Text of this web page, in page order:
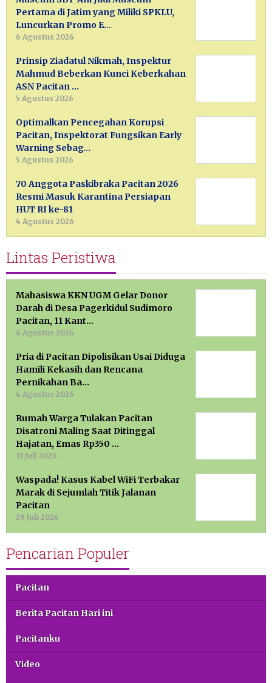
Pertama di Jatim yang Miliki SPKLU,
Luncurkan Promo E…
6 Agustus 2026
Prinsip Ziadatul Nikmah, Inspektur
Mahmud Beberkan Kunci Keberkahan
ASN Pacitan …
5 Agustus 2026
Optimalkan Pencegahan Korupsi
Pacitan, Inspektorat Fungsikan Early
Warning Sebag…
5 Agustus 2026
70 Anggota Paskibraka Pacitan 2026
Resmi Masuk Karantina Persiapan
HUT RI ke-81
4 Agustus 2026
Lintas Peristiwa
Mahasiswa KKN UGM Gelar Donor
Darah di Desa Pagerkidul Sudimoro
Pacitan, 11 Kant…
6 Agustus 2026
Pria di Pacitan Dipolisikan Usai Diduga
Hamili Kekasih dan Rencana
Pernikahan Ba…
4 Agustus 2026
Rumah Warga Tulakan Pacitan
Disatroni Maling Saat Ditinggal
Hajatan, Emas Rp350 …
31 Juli 2026
Waspada! Kasus Kabel WiFi Terbakar
Marak di Sejumlah Titik Jalanan
Pacitan
29 Juli 2026
Pencarian Populer
Pacitan
Berita Pacitan Hari ini
Pacitanku
Video